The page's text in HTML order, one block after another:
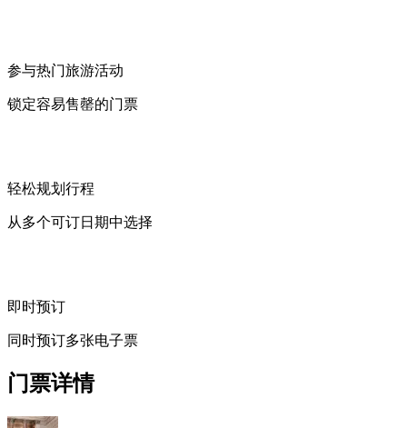
参与热门旅游活动
锁定容易售罄的门票
轻松规划行程
从多个可订日期中选择
即时预订
同时预订多张电子票
门票详情